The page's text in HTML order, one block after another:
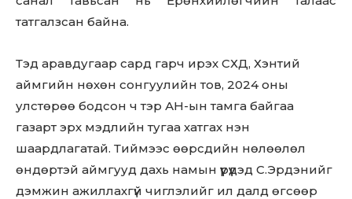
Don't miss
out!
Sing up for our newsletter
to stay in the loop.
татгалзсан байна.
Тэд аравдугаар сард гарч ирэх СХД, Хэнтий
аймгийн нөхөн сонгуулийн тов, 2024 оны
улстөрөө бодсон ч тэр АН-ын тамга байгаа
газарт эрх мэдлийн тугаа хатгах нэн
шаардлагатай. Тиймээс өөрсдийн нөлөөлөл
өндөртэй аймгууд дахь намын үүрүүдэд С.Эрдэнийг
дэмжин ажиллахгүй чиглэлийг ил далд өгсөөр